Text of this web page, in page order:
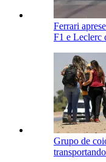
Ferrari
F1 e Leclerc
Grupo de